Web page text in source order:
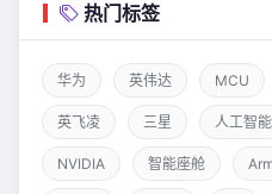
热门标签
华为 英伟达 MCU
英飞凌 三星 人工智能
NVIDIA 智能座舱